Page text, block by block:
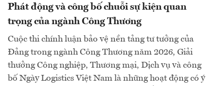
Phát động và công bố chuỗi sự kiện quan
trọng của ngành Công Thương
Cuộc thi chính luận bảo vệ nền tảng tư tưởng của
Đảng trong ngành Công Thương năm 2026, Giải
thưởng Công nghiệp, Thương mại, Dịch vụ và công
bố Ngày Logistics Việt Nam là những hoạt động có ý